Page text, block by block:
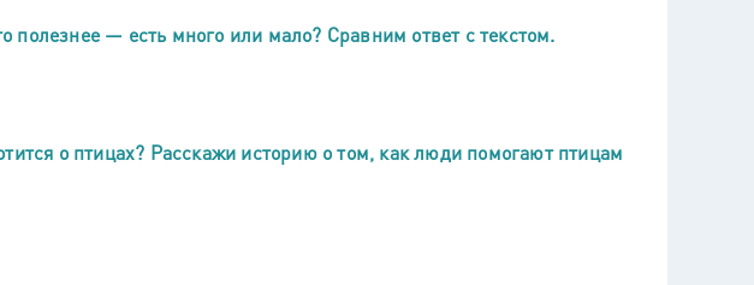
полезнее — есть много или мало? Сравним ответ с текстом.
о птицах? Расскажи историю о том, как люди помогают птицам